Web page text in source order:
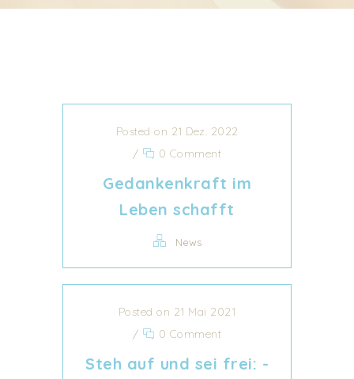
Posted on 21 Dez. 2022
/
0 Comment
Gedankenkraft im
Leben schafft
News
Posted on 21 Mai 2021
/
0 Comment
Steh auf und sei frei: -